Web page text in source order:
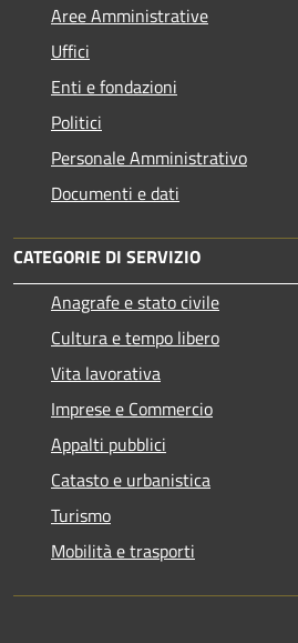
Aree Amministrative
Uffici
Enti e fondazioni
Politici
Personale Amministrativo
Documenti e dati
CATEGORIE DI SERVIZIO
Anagrafe e stato civile
Cultura e tempo libero
Vita lavorativa
Imprese e Commercio
Appalti pubblici
Catasto e urbanistica
Turismo
Mobilità e trasporti